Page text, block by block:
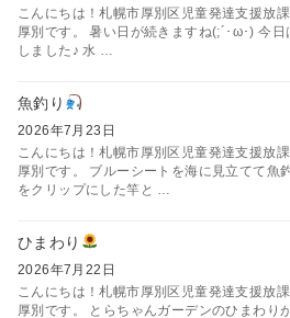
こんにちは！札幌市厚別区児童発達支援放
厚別です。 暑い日が続きますね(;´･ω･) 今
しました♪ 水 …
魚釣り
2026年7月23日
こんにちは！札幌市厚別区児童発達支援放
厚別です。 ブルーシートを海に見立てて魚
をクリップにした竿と …
ひまわり
2026年7月22日
こんにちは！札幌市厚別区児童発達支援放
厚別です。 とらちゃんガーデンのひまわり